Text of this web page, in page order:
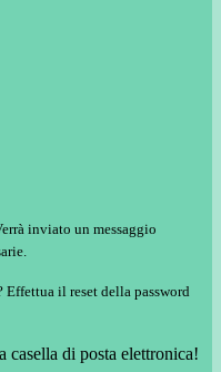
inviato un messaggio
Effettua il reset della password
casella di posta elettronica!